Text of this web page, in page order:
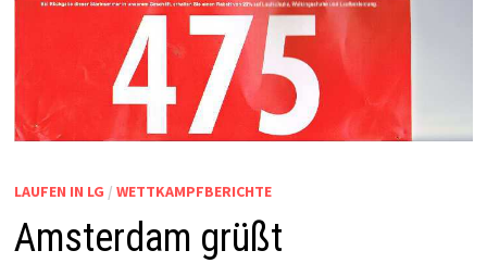
LAUFEN IN LG / WETTKAMPFBERICHTE
Amsterdam grüßt